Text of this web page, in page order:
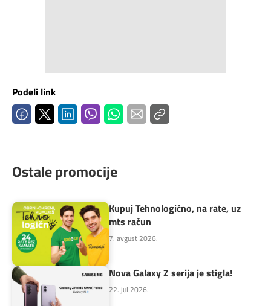
Podeli link
Ostale promocije
Kupuj Tehnologično, na rate, uz
mts račun
7. avgust 2026.
Nova Galaxy Z serija je stigla!
22. jul 2026.